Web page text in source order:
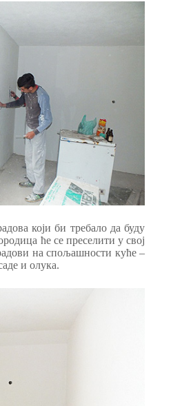
који би требало да буду
ће се преселити у свој
на спољашности куће –
и олука.